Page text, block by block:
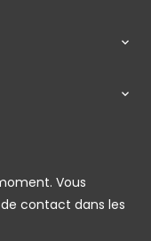


Vous
contact dans les